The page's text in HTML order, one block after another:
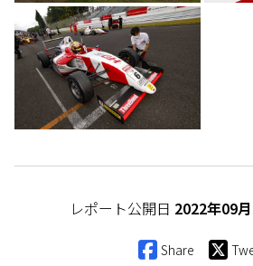
レポート公開日 2022年09
Share